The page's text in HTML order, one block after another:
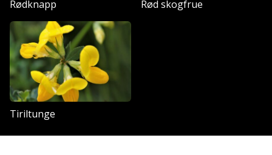
Rødknapp Rød skogfrue
Tiriltunge